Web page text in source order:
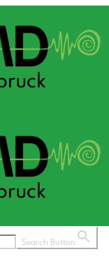
Search Button